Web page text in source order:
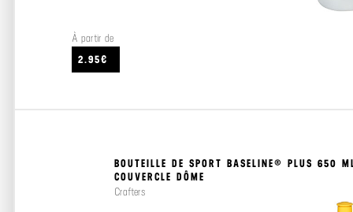
À partir de
2.95€
BOUTEILLE DE SPORT BASELINE® PLUS 650
COUVERCLE DÔME
Crafters